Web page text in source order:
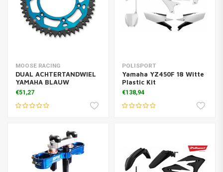
MOOSE RACING
DUAL ACHTERTANDWIEL
YAMAHA BLAUW
€51,27
POLISPORT
Yamaha YZ450F 18 Witte
Plastic Kit
€138,94